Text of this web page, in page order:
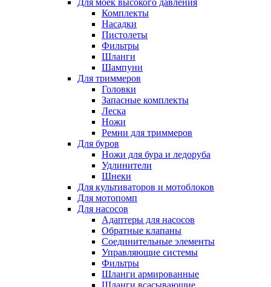
Для моек высокого давления
Комплекты
Насадки
Пистолеты
Фильтры
Шланги
Шампуни
Для триммеров
Головки
Запасные комплекты
Леска
Ножи
Ремни для триммеров
Для буров
Ножи для бура и ледоруба
Удлинители
Шнеки
Для культиваторов и мотоблоков
Для мотопомп
Для насосов
Адаптеры для насосов
Обратные клапаны
Соединительные элементы
Управляющие системы
Фильтры
Шланги армированные
Шланги всасывающие